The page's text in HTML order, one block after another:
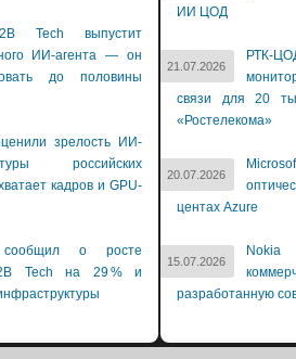
Tech выпустит
ИИ-агента — он
до половины
зрелость ИИ-
российских
кадров и GPU-
сообщил о росте
Tech на 29 % и
ИИ ЦОД
21.07.2026
РТК-
связи для 20
«Ростелекома»
20.07.2026
центах Azure
15.07.2026
Nokia
разработанную